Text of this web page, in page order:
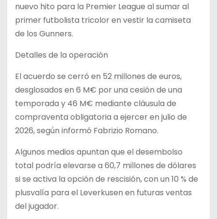
nuevo hito para la Premier League al sumar al
primer futbolista tricolor en vestir la camiseta
de los Gunners.
Detalles de la operación
El acuerdo se cerró en 52 millones de euros,
desglosados en 6 M€ por una cesión de una
temporada y 46 M€ mediante cláusula de
compraventa obligatoria a ejercer en julio de
2026, según informó Fabrizio Romano.
Algunos medios apuntan que el desembolso
total podría elevarse a 60,7 millones de dólares
si se activa la opción de rescisión, con un 10 % de
plusvalía para el Leverkusen en futuras ventas
del jugador.